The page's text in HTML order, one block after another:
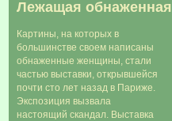
Лежащая обнаженная
Картины, на которых в
большинстве своем написаны
обнаженные женщины, стали
частью выставки, открывшейся
почти сто лет назад в Париже.
Экспозиция вызвала
настоящий скандал. Выставка